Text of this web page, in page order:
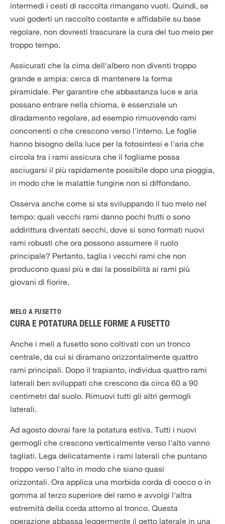
intermedi i cesti di raccolta rimangano vuoti. Quindi, se
vuoi goderti un raccolto costante e affidabile su base
regolare, non dovresti trascurare la cura del tuo melo per
troppo tempo.
Assicurati che la cima dell'albero non diventi troppo
grande e ampia: cerca di mantenere la forma
piramidale. Per garantire che abbastanza luce e aria
possano entrare nella chioma, è essenziale un
diradamento regolare, ad esempio rimuovendo rami
concorrenti o che crescono verso l'interno. Le foglie
hanno bisogno della luce per la fotosintesi e l'aria che
circola tra i rami assicura che il fogliame possa
asciugarsi il più rapidamente possibile dopo una pioggia,
in modo che le malattie fungine non si diffondano.
Osserva anche come si sta sviluppando il tuo melo nel
tempo: quali vecchi rami danno pochi frutti o sono
addirittura diventati secchi, dove si sono formati nuovi
rami robusti che ora possono assumere il ruolo
principale? Pertanto, taglia i vecchi rami che non
producono quasi più e dai la possibilità ai rami più
giovani di fiorire.
MELO A FUSETTO
CURA E POTATURA DELLE FORME A FUSETTO
Anche i meli a fusetto sono coltivati ​​con un tronco
centrale, da cui si diramano orizzontalmente quattro
rami principali. Dopo il trapianto, individua quattro rami
laterali ben sviluppati che crescono da circa 60 a 90
centimetri dal suolo. Rimuovi tutti gli altri germogli
laterali.
Ad agosto dovrai fare la potatura estiva. Tutti i nuovi
germogli che crescono verticalmente verso l'alto vanno
tagliati. Lega delicatamente i rami laterali che puntano
troppo verso l'alto in modo che siano quasi
orizzontali. Ora applica una morbida corda di cocco o in
gomma al terzo superiore del ramo e avvolgi l'altra
estremità della corda attorno al tronco. Questa
operazione abbassa leggermente il getto laterale in una